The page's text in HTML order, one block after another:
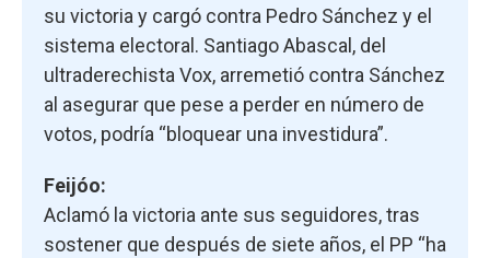
su victoria y cargó contra Pedro Sánchez y el
sistema electoral. Santiago Abascal, del
ultraderechista Vox, arremetió contra Sánchez
al asegurar que pese a perder en número de
votos, podría “bloquear una investidura”.
Feijóo:
Aclamó la victoria ante sus seguidores, tras
sostener que después de siete años, el PP “ha